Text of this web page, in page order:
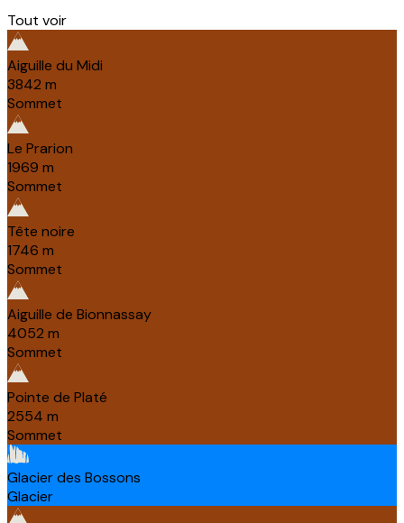
Tout voir
Aiguille du Midi
3842 m
Sommet
Le Prarion
1969 m
Sommet
Tête noire
1746 m
Sommet
Aiguille de Bionnassay
4052 m
Sommet
Pointe de Platé
2554 m
Sommet
Glacier des Bossons
Glacier